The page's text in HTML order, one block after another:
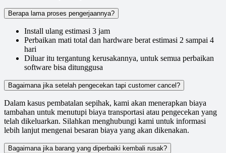
Berapa lama proses pengerjaannya?
Install ulang estimasi 3 jam
Perbaikan mati total dan hardware berat estimasi 2 sampai 4
hari
Diluar itu tergantung kerusakannya, untuk semua perbaikan
software bisa ditunggusa
Bagaimana jika setelah pengecekan tapi customer cancel?
Dalam kasus pembatalan sepihak, kami akan menerapkan biaya
tambahan untuk menutupi biaya transportasi atau pengecekan yang
telah dikeluarkan. Silahkan menghubungi kami untuk informasi
lebih lanjut mengenai besaran biaya yang akan dikenakan.
Bagaimana jika barang yang diperbaiki kembali rusak?